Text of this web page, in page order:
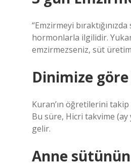
“Emzirmeyi
hormonlarla ilgilidir.
emzirmezseniz, süt
Dinimize
Kuran’ın öğretilerini
Bu süre, Hicri takvime (ay
gelir.
Anne sütünün